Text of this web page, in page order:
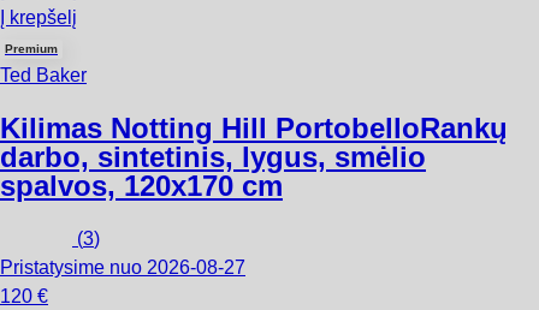
Į krepšelį
Premium
Ted Baker
Kilimas Notting Hill PortobelloRankų
darbo, sintetinis, lygus, smėlio
spalvos, 120x170 cm
(3)
Pristatysime nuo 2026‑08‑27
120 €